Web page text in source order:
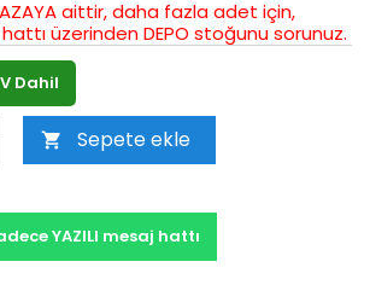
aittir, daha fazla adet için,
üzerinden DEPO stoğunu sorunuz.
Dahil
 Sepete ekle
YAZILI mesaj hattı